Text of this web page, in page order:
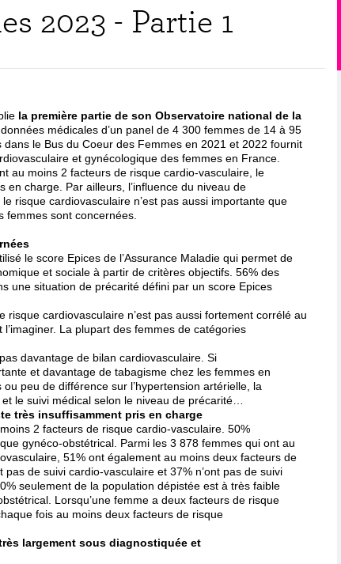
2023 - Partie 1
la première partie de son Observatoire national de la
données médicales d’un panel de 4 300 femmes de 14 à 95
le Bus du Coeur des Femmes en 2021 et 2022 fournit
et gynécologique des femmes en France.
au moins 2 facteurs de risque cardio-vasculaire, le
en charge. Par ailleurs, l’influence du niveau de
risque cardiovasculaire n’est pas aussi importante que
femmes sont concernées.
le score Epices de l’Assurance Maladie qui permet de
et sociale à partir de critères objectifs. 56% des
une situation de précarité défini par un score Epices
risque cardiovasculaire n’est pas aussi fortement corrélé au
La plupart des femmes de catégories
davantage de bilan cardiovasculaire. Si
et davantage de tabagisme chez les femmes en
peu de différence sur l’hypertension artérielle, la
le suivi médical selon le niveau de précarité…
très insuffisamment pris en charge
2 facteurs de risque cardio-vasculaire. 50%
gynéco-obstétrical. Parmi les 3 878 femmes qui ont au
51% ont également au moins deux facteurs de
pas de suivi cardio-vasculaire et 37% n’ont pas de suivi
seulement de la population dépistée est à très faible
Lorsqu’une femme a deux facteurs de risque
fois au moins deux facteurs de risque
largement sous diagnostiquée et